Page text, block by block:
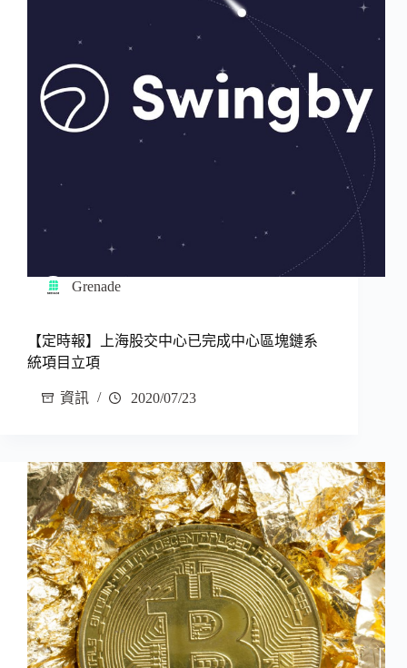
Grenade
【定時報】上海股交中心已完成中心區塊鏈系
統項目立項
資訊 2020/07/23